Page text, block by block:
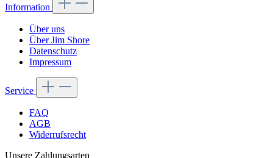
Information
Über uns
Über Jim Shore
Datenschutz
Impressum
Service
FAQ
AGB
Widerrufsrecht
Unsere Zahlungsarten